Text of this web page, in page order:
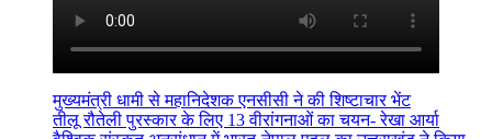
मुख्यमंत्री धामी से महानिदेशक एनसीसी ने की शिष्टाचार भेंट
तीलू रौतेली पुरस्कार के लिए 13 वीरांगनाओं का चयन- रेखा आर्या